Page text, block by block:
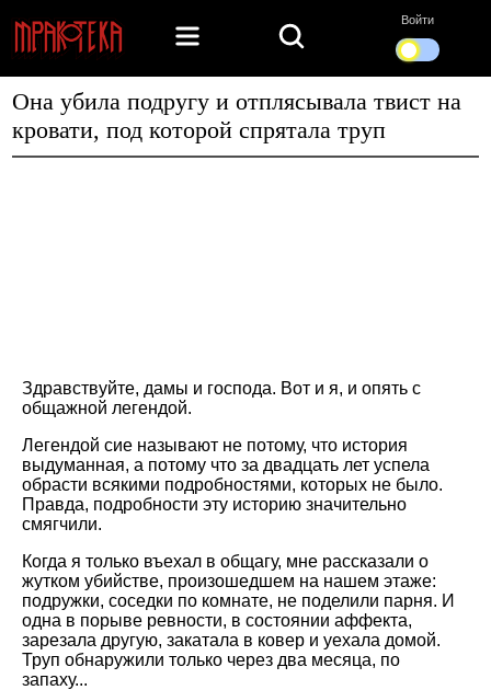
Войти
Она убила подругу и отплясывала твист на
кровати, под которой спрятала труп
Здравствуйте, дамы и господа. Вот и я, и опять с
общажной легендой.
Легендой сие называют не потому, что история
выдуманная, а потому что за двадцать лет успела
обрасти всякими подробностями, которых не было.
Правда, подробности эту историю значительно
смягчили.
Когда я только въехал в общагу, мне рассказали о
жутком убийстве, произошедшем на нашем этаже:
подружки, соседки по комнате, не поделили парня. И
одна в порыве ревности, в состоянии аффекта,
зарезала другую, закатала в ковер и уехала домой.
Труп обнаружили только через два месяца, по
запаху...